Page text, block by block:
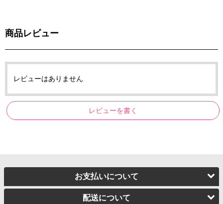
商品レビュー
レビューはありません
レビューを書く
お支払いについて
配送について